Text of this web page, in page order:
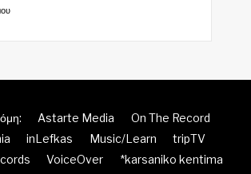
Astarte Media
On The Record
inLefkas Music/Learn
tripTV
VoiceOver *karsaniko kentima